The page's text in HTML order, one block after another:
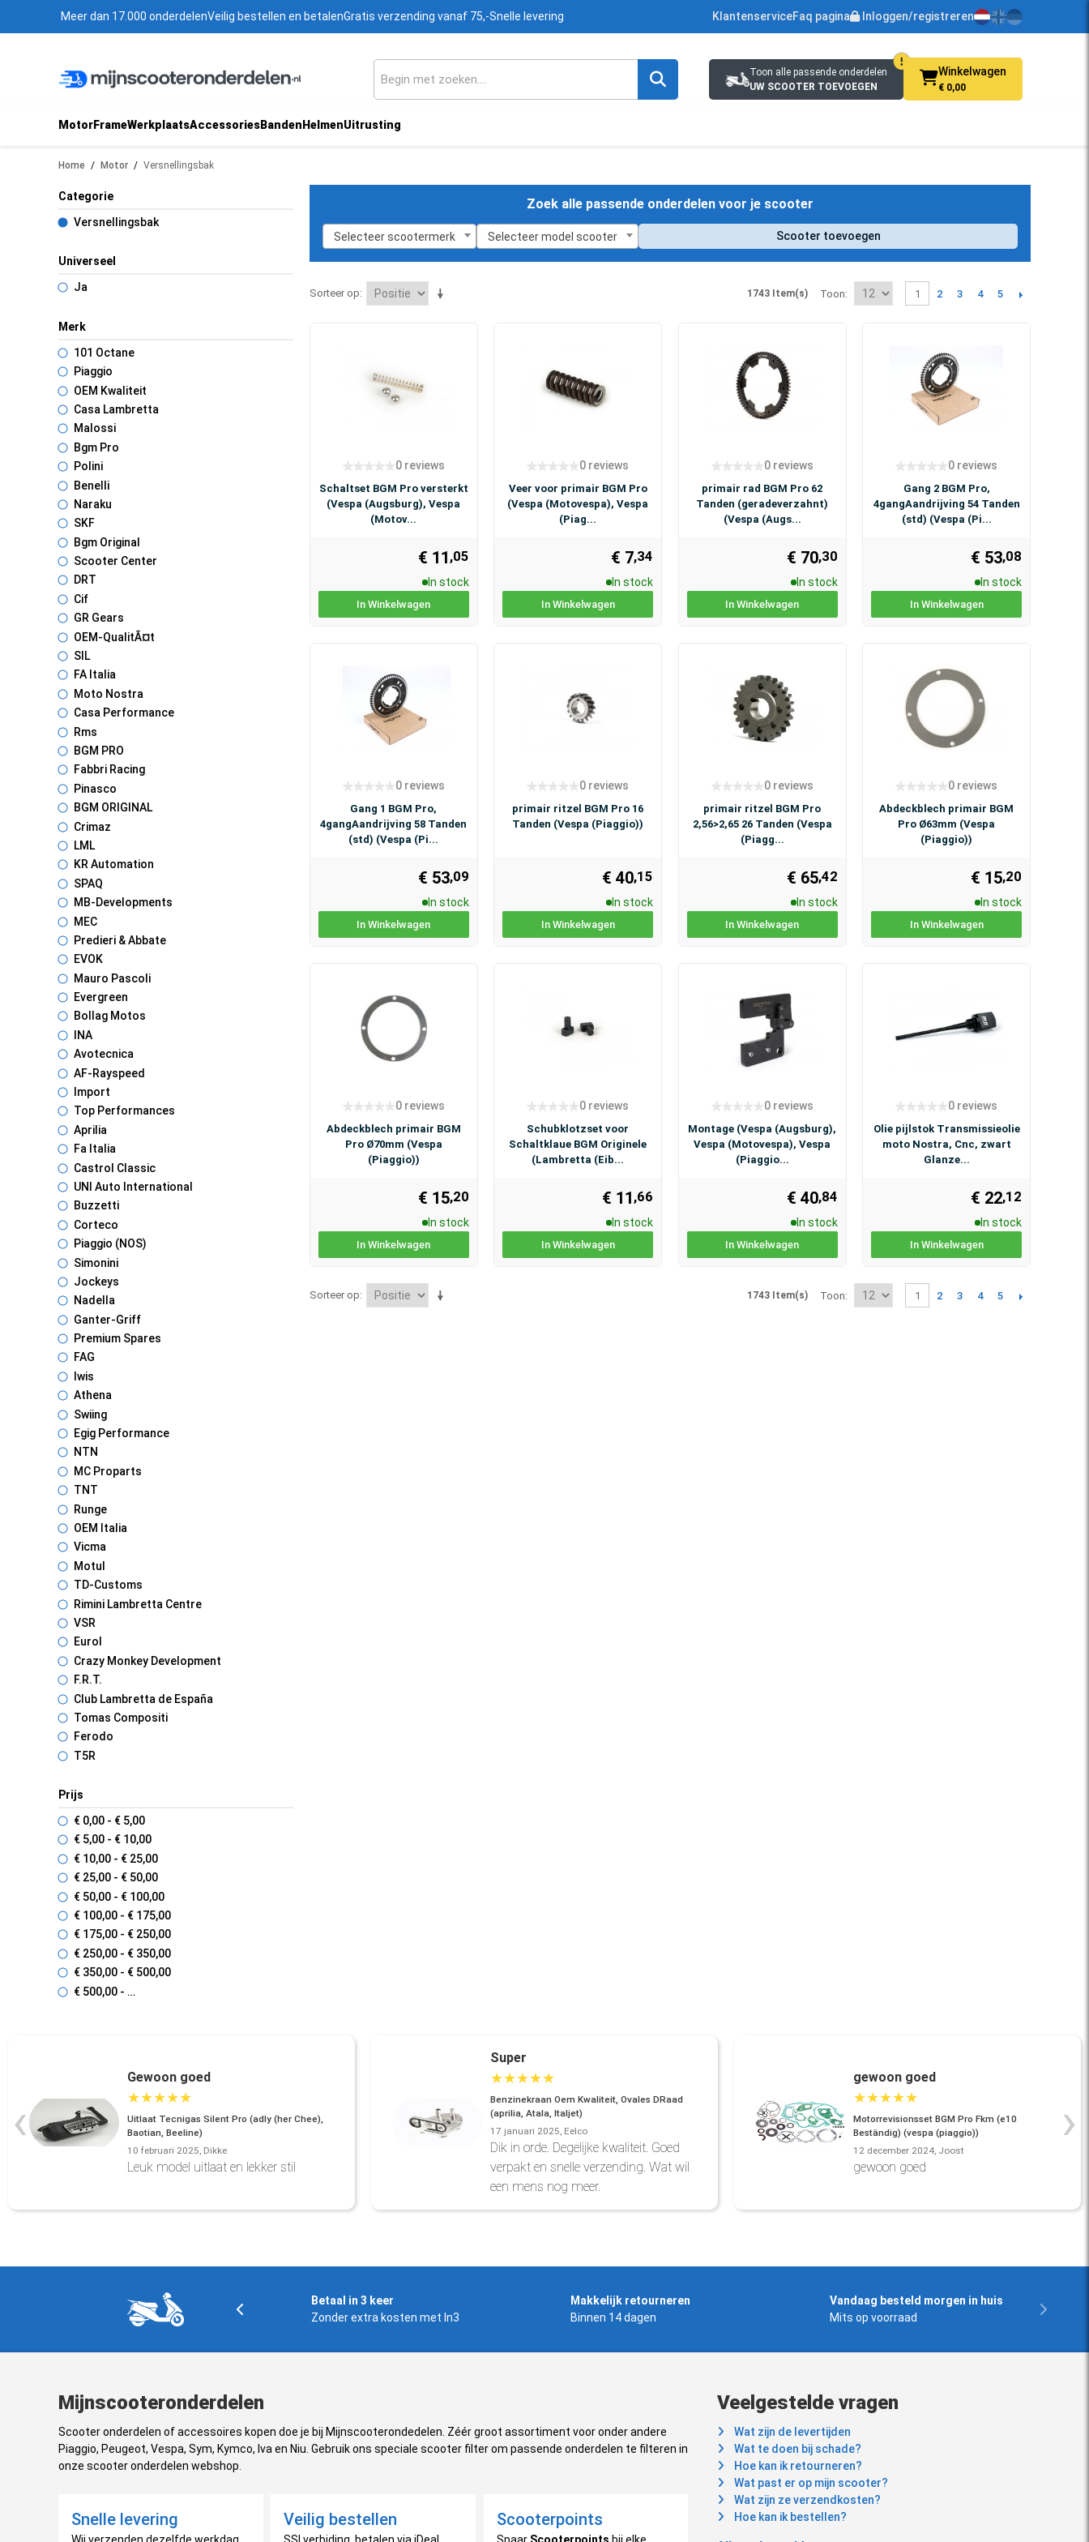
Meer dan 17.000 onderdelenVeilig bestellen en betalenGratis verzending vanaf 75,-Snelle levering KlantenserviceFaq pagina Inloggen/registreren
Toon alle passende onderdelen
UW SCOOTER TOEVOEGEN
Winkelwagen
€ 0,00
MotorFrameWerkplaatsAccessoriesBanden HelmenUitrusting
Home / Motor / Versnellingsbak
Zoek alle passende onderdelen voor je scooter
Selecteer scootermerk Selecteer model scooter Scooter toevoegen
Sorteer op 1743 Item(s) Toon 1 2 3 4 5
0 reviews
Schaltset BGM Pro versterkt
(Vespa (Augsburg), Vespa
(Motov...
€ 11 ,05
In stock
In Winkelwagen
0 reviews
Veer voor primair BGM Pro
(Vespa (Motovespa), Vespa
(Piag...
€ 7,34
In stock
In Winkelwagen
0 reviews
primair rad BGM Pro 62
Tanden (geradeverzahnt)
(Vespa (Augs...
€ 70,30
In stock
In Winkelwagen
0 reviews
Gang 2 BGM Pro,
4gangAandrijving 54 Tanden
(std) (Vespa (Pi...
€ 53,08
In stock
In Winkelwagen
0 reviews
Gang 1 BGM Pro,
4gangAandrijving 58 Tanden
(std) (Vespa (Pi...
€ 53,09
In stock
In Winkelwagen
0 reviews
primair ritzel BGM Pro 16
Tanden (Vespa (Piaggio))
€ 40,15
In stock
In Winkelwagen
0 reviews
primair ritzel BGM Pro
2,56>2,65 26 Tanden (Vespa
(Piagg...
€ 65,42
In stock
In Winkelwagen
0 reviews
Abdeckblech primair BGM
Pro Ø63mm (Vespa
(Piaggio))
€ 15,20
In stock
In Winkelwagen
0 reviews
Abdeckblech primair BGM
Pro Ø70mm (Vespa
(Piaggio))
€ 15,20
In stock
In Winkelwagen
0 reviews
Schubklotzset voor
Schaltklaue BGM Originele
(Lambretta (Eib...
€ 11,66
In stock
In Winkelwagen
0 reviews
Montage (Vespa (Augsburg),
Vespa (Motovespa), Vespa
(Piaggio...
€ 40,84
In stock
In Winkelwagen
0 reviews
Olie pijlstok Transmissieolie
moto Nostra, Cnc, zwart
Glanze...
€ 22,12
In stock
In Winkelwagen
Sorteer op 1743 Item(s) Toon 1 2 3 4 5
Categorie
Versnellingsbak
Universeel
Ja
Merk
101 Octane
Piaggio
OEM Kwaliteit
Casa Lambretta
Malossi
Bgm Pro
Polini
Benelli
Naraku
SKF
Bgm Original
Scooter Center
DRT
Cif
GR Gears
OEM-QualitÃ¤t
SIL
FA Italia
Moto Nostra
Casa Performance
Rms
BGM PRO
Fabbri Racing
Pinasco
BGM ORIGINAL
Crimaz
LML
KR Automation
SPAQ
MB-Developments
MEC
Predieri & Abbate
EVOK
Mauro Pascoli
Evergreen
Bollag Motos
INA
Avotecnica
AF-Rayspeed
Import
Top Performances
Aprilia
Fa Italia
Castrol Classic
UNI Auto International
Buzzetti
Corteco
Piaggio (NOS)
Simonini
Jockeys
Nadella
Ganter-Griff
Premium Spares
FAG
Iwis
Athena
Swiing
Egig Performance
NTN
MC Proparts
TNT
Runge
OEM Italia
Vicma
Motul
TD-Customs
Rimini Lambretta Centre
VSR
Eurol
Crazy Monkey Development
F.R.T.
Club Lambretta de España
Tomas Compositi
Ferodo
T5R
Prijs
€ 0,00 - € 5,00
€ 5,00 - € 10,00
€ 10,00 - € 25,00
€ 25,00 - € 50,00
€ 50,00 - € 100,00
€ 100,00 - € 175,00
€ 175,00 - € 250,00
€ 250,00 - € 350,00
€ 350,00 - € 500,00
€ 500,00 - …
Gewoon goed
★★★★★
Uitlaat Tecnigas Silent Pro (adly (her Chee),
Baotian, Beeline)
10 februari 2025, Dikke
Leuk model uitlaat en lekker stil
Super
★★★★★
Benzinekraan Oem Kwaliteit, Ovales DRaad
(aprilia, Atala, Italjet)
17 januari 2025, Eelco
Dik in orde. Degelijke kwaliteit. Goed
verpakt en snelle verzending. Wat wil
een mens nog meer.
gewoon goed
★★★★★
Motorrevisionsset BGM Pro Fkm (e10
Beständig) (vespa (piaggio))
12 december 2024, Joost
gewoon goed
‹ ›
Gratis verzending
In NL en BE boven € 125,-
Betaal in 3 keer
Zonder extra kosten met In3
Makkelijk retourneren
Binnen 14 dagen
Vandaag besteld morgen in huis
Mits op voorraad
Mijnscooteronderdelen
Scooter onderdelen of accessoires kopen doe je bij Mijnscooterondedelen. Zéér groot assortiment voor onder andere
Piaggio, Peugeot, Vespa, Sym, Kymco, Iva en Niu. Gebruik ons speciale scooter filter om passende onderdelen te filteren in
onze scooter onderdelen webshop.
Snelle levering Veilig bestellen Scooterpoints
Veelgestelde vragen
Wat zijn de levertijden
Wat te doen bij schade?
Hoe kan ik retourneren?
Wat past er op mijn scooter?
Wat zijn ze verzendkosten?
Hoe kan ik bestellen?